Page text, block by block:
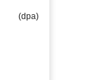
(dpa)